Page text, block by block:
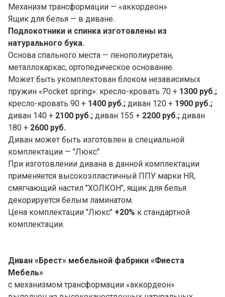
Механизм трансформации — «аккордеон»
Ящик для белья — в диване.
Подлокотники и спинка изготовлены из
натурального бука.
Основа спального места — пенополиуретан,
металлокаркас, ортопедическое основание.
Может быть укомплектован блоком независимых
пружин «Pocket spring»: кресло-кровать 70 + 1300 руб.;
кресло-кровать 90 + 1400 руб.; диван 120 + 1900 руб.;
диван 140 + 2100 руб.; диван 155 + 2200 руб.; диван
180 + 2600 руб.
Диван может быть изготовлен в специальной
комплектации — "Люкс"
При изготовлении дивана в данной комплектации
применяется высокоэлластичный ППУ марки HR,
смягчающий настил "ХОЛКОН", ящик для белья
декорируется белым ламинатом.
Цена комплектации "Люкс" +20% к стандартной
комплектации.
Диван «Брест» мебельной фабрики «Фиеста
Мебель»
с механизмом трансформации «аккордеон»